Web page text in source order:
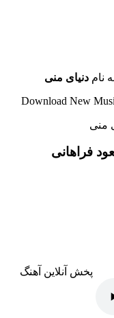
نام دنیای منی
Download New
فراهانی
پخش آنلاین آهنگ